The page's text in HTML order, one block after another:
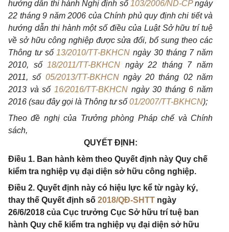
hướng dẫn thi hành Nghị định số 103/2006/ND-CPngày
22 tháng 9 năm 2006 của Chính phủ quy định chi tiết và
hướng dẫn thi hành một số điều của Luật Sở hữu trí tuệ
về sở hữu công nghiệp được sửa đổi, bổ sung theo các
Thông tư số 13/2010/TT-BKHCN ngày 30 tháng 7 năm
2010, số 18/2011/TT-BKHCN ngày 22 tháng 7 năm
2011, số 05/2013/TT-BKHCNngày 20 tháng 02 năm
2013 và số 16/2016/TT-BKHCNngày 30 tháng 6 năm
2016 (sau đây gọi là Thông tư số 01/2007/TT-BKHCN);
Theo đề nghị của Trưởng phòng Pháp chế và Chính
sách,
QUYẾT ĐỊNH:
Điều 1. Ban hành kèm theo Quyết định này Quy chế
kiểm tra nghiệp vụ đại diện sở hữu công nghiệp.
Điều 2. Quyết định này có hiệu lực kể từ ngày ký,
thay thế Quyết định số 2018/QĐ-SHTT ngày
26/6/2018 của Cục trưởng Cục Sở hữu trí tuệ ban
hành Quy chế kiểm tra nghiệp vụ đại diện sở hữu